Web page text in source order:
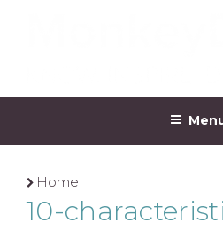
MONKEYDO
Home
10-